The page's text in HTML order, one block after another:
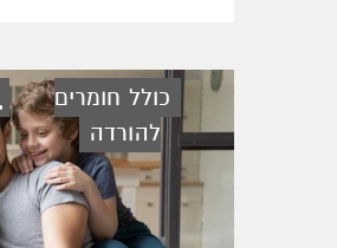
כולל חומרים
להורדה